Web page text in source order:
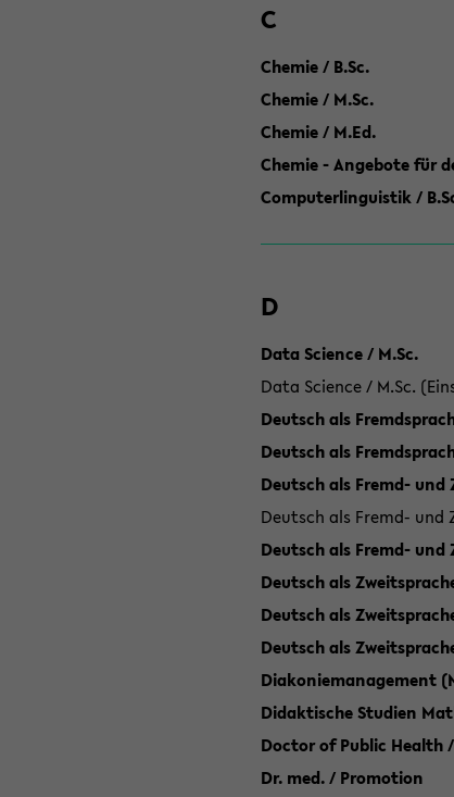
C
Chemie / B.Sc.
Chemie / M.Sc.
Chemie / M.Ed.
Chemie - Angebote für
Computerlinguistik /
D
Data Science / M.Sc.
Data Science / M.Sc.
Deutsch als
Deutsch als
Deutsch als Fremd- und
Deutsch als Fremd- und
Deutsch als Fremd-
Deutsch als
Deutsch als
Deutsch als
Diakoniemanagement
Didaktische Studien
Doctor of Public Health
Dr. med. / Promotion